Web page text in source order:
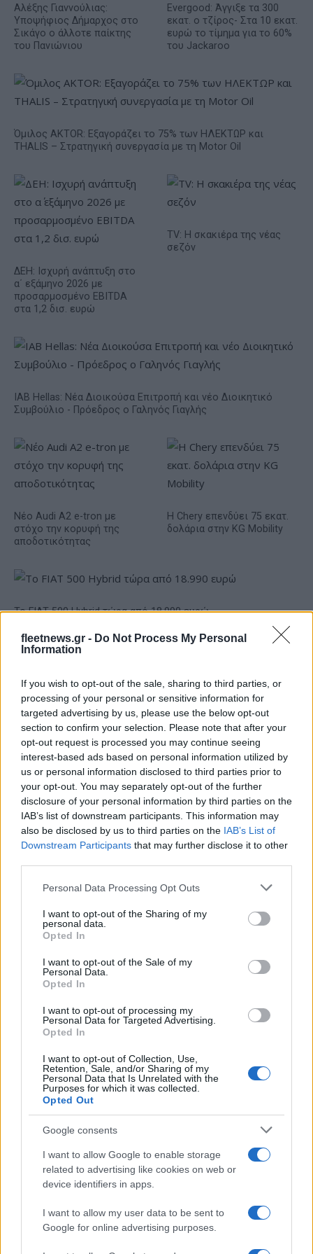
fleetnews.gr - Do Not Process My Personal
Information
If you wish to opt-out of the sale, sharing to third parties, or
processing of your personal or sensitive information for
targeted advertising by us, please use the below opt-out
section to confirm your selection. Please note that after your
opt-out request is processed you may continue seeing
interest-based ads based on personal information utilized by
us or personal information disclosed to third parties prior to
your opt-out. You may separately opt-out of the further
disclosure of your personal information by third parties on the
IAB’s list of downstream participants. This information may
also be disclosed by us to third parties on the IAB’s List of
Downstream Participants that may further disclose it to other
Please note that this website/app uses one or more Google
not limited to your visit or usage behaviour. You may click to
grant or deny consent to Google and its third-party tags to
use your data for below specified purposes in below Google
consent section.
Personal Data Processing Opt Outs
I want to opt-out of the Sharing of my
personal data.
Opted In
I want to opt-out of the Sale of my
Personal Data.
Opted In
I want to opt-out of processing my
Personal Data for Targeted Advertising.
Opted In
I want to opt-out of Collection, Use,
Retention, Sale, and/or Sharing of my
Personal Data that Is Unrelated with the
Purposes for which it was collected.
Opted Out
Google consents
I want to allow Google to enable storage
related to advertising like cookies on web or
device identifiers in apps.
I want to allow my user data to be sent to
Google for online advertising purposes.
Αλέξης Γιαννούλιας:
Υποψήφιος Δήμαρχος στο
Σικάγο ο άλλοτε παίκτης
του Πανιώνιου
Evergood: Άγγιξε τα 300
εκατ. ο τζίρος- Στα 10 εκατ.
ευρώ το τίμημα για το 60%
του Jackaroo
Όμιλος AKTOR: Εξαγοράζει το 75% των ΗΛΕΚΤΩΡ και
THALIS – Στρατηγική συνεργασία με τη Motor Oil
ΔΕΗ: Ισχυρή ανάπτυξη στο
α΄ εξάμηνο 2026 με
προσαρμοσμένο EBITDA
στα 1,2 δισ. ευρώ
TV: Η σκακιέρα της νέας
σεζόν
IAB Hellas: Νέα Διοικούσα Επιτροπή και νέο Διοικητικό
Συμβούλιο - Πρόεδρος ο Γαληνός Γιαγλής
Νέο Audi A2 e-tron με
στόχο την κορυφή της
αποδοτικότητας
Η Chery επενδύει 75 εκατ.
δολάρια στην KG Mobility
Το FIAT 500 Hybrid τώρα από 18.990 ευρώ
Ντουράντ: "Ο Γιάννης θα
μπορούσε να 'ναι ο
κορυφαίος όλων"! (vid)
Οι διακοπές των Γάλλων
του Παναθηναϊκού με
τέσσερις συμπατριώτες
τους στη Μύκονο (pic)
Ελλάδας – Κύπρου
Coca-Cola HBC: Άνοδος
11,4% στα καθαρά κέρδη
εκατ. ευρώ
Cenergy Holdings: Άνοδος
ευρώ
VW: Η δύσκολη εξίσωση